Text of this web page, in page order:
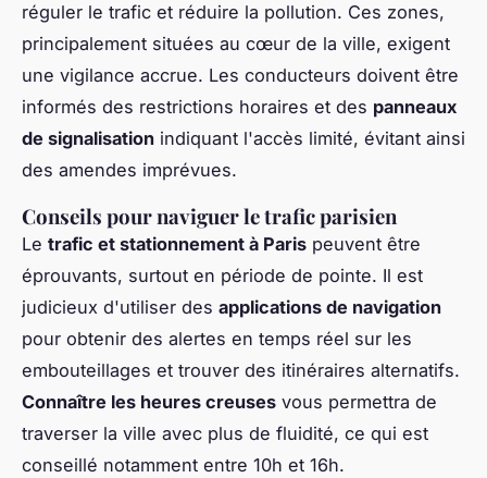
réguler le trafic et réduire la pollution. Ces zones,
principalement situées au cœur de la ville, exigent
une vigilance accrue. Les conducteurs doivent être
informés des restrictions horaires et des panneaux
de signalisation indiquant l'accès limité, évitant ainsi
des amendes imprévues.
Conseils pour naviguer le trafic parisien
Le trafic et stationnement à Paris peuvent être
éprouvants, surtout en période de pointe. Il est
judicieux d'utiliser des applications de navigation
pour obtenir des alertes en temps réel sur les
embouteillages et trouver des itinéraires alternatifs.
Connaître les heures creuses vous permettra de
traverser la ville avec plus de fluidité, ce qui est
conseillé notamment entre 10h et 16h.